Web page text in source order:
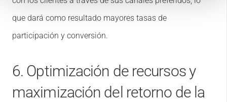
que dará como resultado mayores tasas de
participación y conversión.
6. Optimización de recursos y
maximización del retorno de la